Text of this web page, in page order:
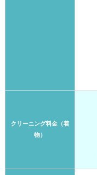
クリーニング料金（着
物）